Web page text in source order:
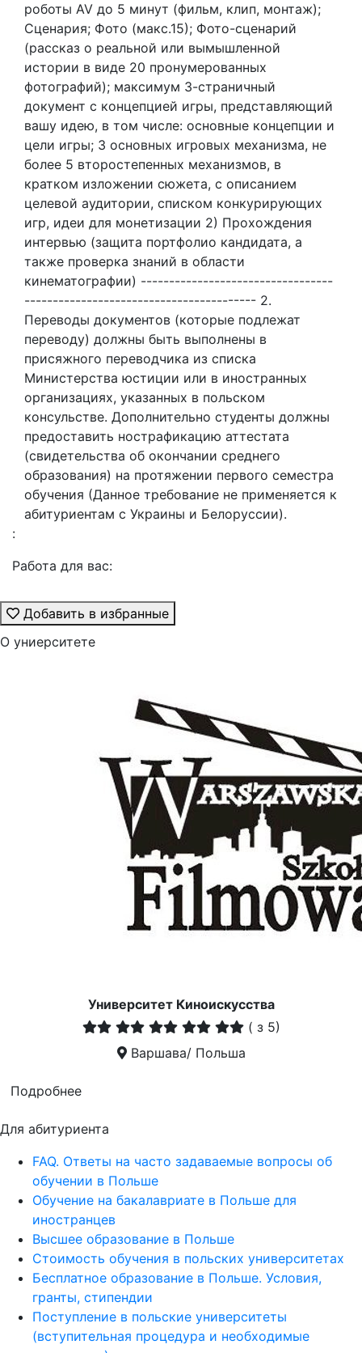
роботы AV до 5 минут (фильм, клип, монтаж);
Сценария; Фото (макс.15); Фото-сценарий
(рассказ о реальной или вымышленной
истории в виде 20 пронумерованных
фотографий); максимум 3-страничный
документ с концепцией игры, представляющий
вашу идею, в том числе: основные концепции и
цели игры; 3 основных игровых механизма, не
более 5 второстепенных механизмов, в
кратком изложении сюжета, с описанием
целевой аудитории, списком конкурирующих
игр, идеи для монетизации 2) Прохождения
интервью (защита портфолио кандидата, а
также проверка знаний в области
кинематографии) ----------------------------------
----------------------------------------- 2.
Переводы документов (которые подлежат
переводу) должны быть выполнены в
присяжного переводчика из списка
Министерства юстиции или в иностранных
организациях, указанных в польском
консульстве. Дополнительно студенты должны
предоставить нострафикацию аттестата
(свидетельства об окончании среднего
образования) на протяжении первого семестра
обучения (Данное требование не применяется к
абитуриентам с Украины и Белоруссии).
:
Работа для вас:
Добавить в избранные
О униерситете
Университет Киноискусства
( з 5)
Варшава/ Польша
Подробнее
Для абитуриента
FAQ. Ответы на часто задаваемые вопросы об
обучении в Польше
Обучение на бакалавриате в Польше для
иностранцев
Высшее образование в Польше
Стоимость обучения в польских университетах
Бесплатное образование в Польше. Условия,
гранты, стипендии
Поступление в польские университеты
(вступительная процедура и необходимые